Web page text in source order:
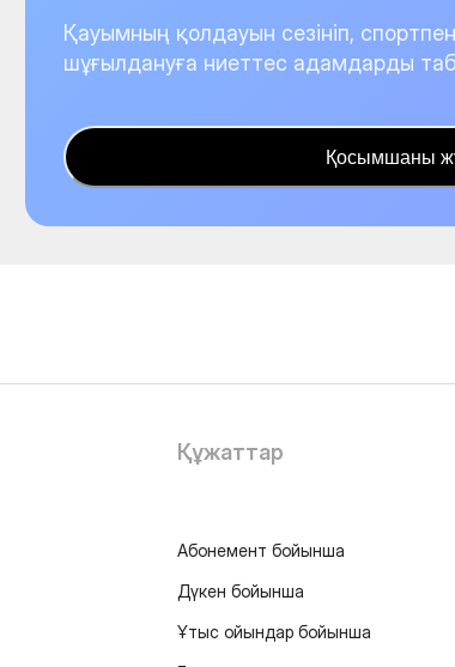
Қауымның қолдауын сезініп, спортпен
шұғылдануға ниеттес адамдарды
Қосымшаны
Құжаттар
Абонемент бойынша
Дүкен бойынша
Ұтыс ойындар бойынша